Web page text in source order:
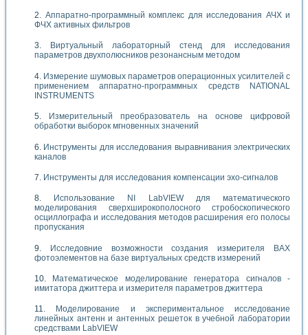
Аппаратно-программный комплекс для исследования АЧХ и
ФЧХ активных фильтров
Виртуальный лабораторный стенд для исследования
параметров двухполюсников резонансным методом
Измерение шумовых параметров операционных усилителей с
применением аппаратно-программных средств NATIONAL
INSTRUMENTS
Измерительный преобразователь на основе цифровой
обработки выборок мгновенных значений
Инструменты для исследования выравнивания электрических
каналов
Инструменты для исследования компенсации эхо-сигналов
Использование NI LabVIEW для математического
моделирования сверхширокополосного стробоскопического
осциллографа и исследования методов расширения его полосы
пропускания
Исследовние возможности создания измерителя ВАХ
фотоэлементов на базе виртуальных средств измерений
Математическое моделирование генератора сигналов -
имитатора джиттера и измерителя параметров джиттера
Моделирование и экспериментальное исследование
линейных антенн и антенных решеток в учебной лаборатории
средствами LabVIEW